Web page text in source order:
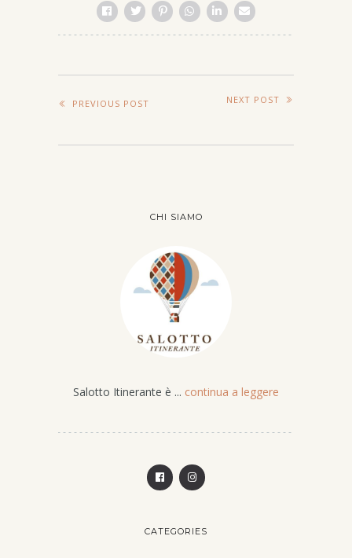
PREVIOUS POST NEXT POST
CHI SIAMO
Salotto Itinerante è ... continua a leggere
CATEGORIES